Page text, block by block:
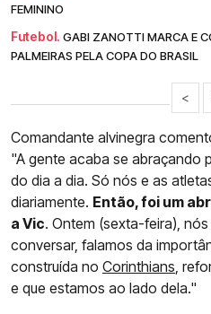
FEMININO
Futebol. GABI ZANOTTI MARCA E
PALMEIRAS PELA COPA DO BRASIL
<
Comandante alvinegra
"A gente acaba se abraçando
do dia a dia. Só nós e as
diariamente. Então, foi um
a Vic. Ontem (sexta-feira),
conversar, falamos da
construída no Corinthians ,
e que estamos ao lado dela."